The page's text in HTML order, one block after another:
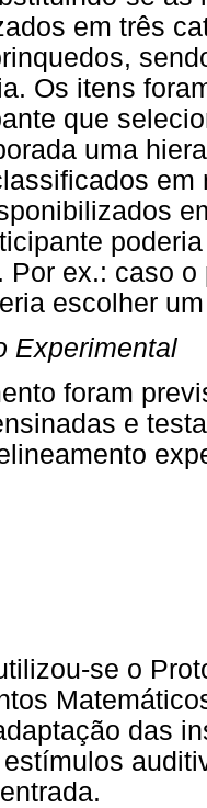
em três
Os itens
que
uma
Por ex.: caso
escolher
Experimental
foram
e
se o
das